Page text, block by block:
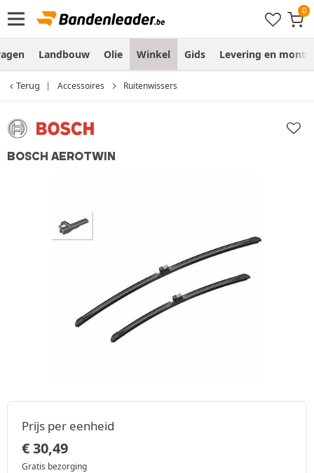
Landbouw Olie Winkel Gids Levering en
Terug Accessoires Ruitenwissers
BOSCH AEROTWIN
Prijs per eenheid
€30,49
Gratis bezorging